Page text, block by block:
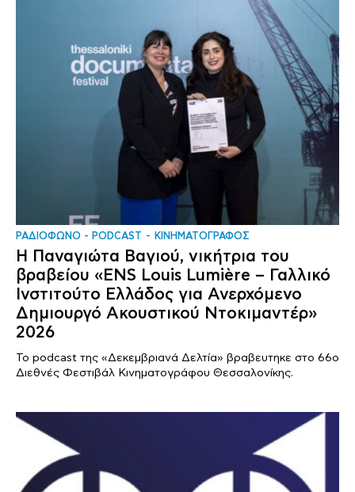
ΡΑΔΙΟΦΩΝΟ - PODCAST ΚΙΝΗΜΑΤΟΓΡΑΦΟΣ
Η Παναγιώτα Βαγιού, νικήτρια του
βραβείου «ENS Louis Lumière – Γαλλικό
Ινστιτούτο Ελλάδος για Ανερχόμενο
Δημιουργό Ακουστικού Ντοκιμαντέρ»
2026
Το podcast της «Δεκεμβριανά Δελτία» βραβευτηκε στο 66ο
Διεθνές Φεστιβάλ Κινηματογράφου Θεσσαλονίκης.